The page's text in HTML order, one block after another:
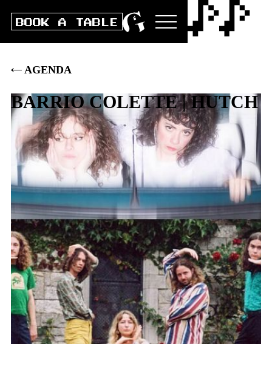
BOOK A TABLE
AGENDA
BARRIO COLETTE | HUTCH
Do 14. SEPT 2023
DOORS20:00|CLUB 21:00|AK25.–|VVK
23.–